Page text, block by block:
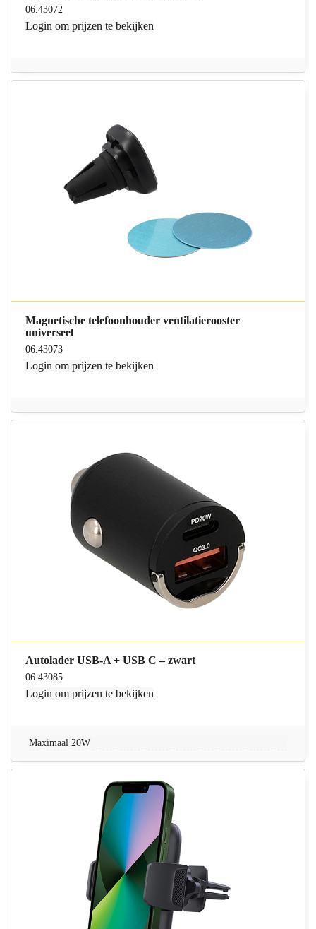
06.43072
Login om prijzen te bekijken
Magnetische telefoonhouder ventilatierooster
universeel
06.43073
Login om prijzen te bekijken
Autolader USB-A + USB C – zwart
06.43085
Login om prijzen te bekijken
Maximaal 20W